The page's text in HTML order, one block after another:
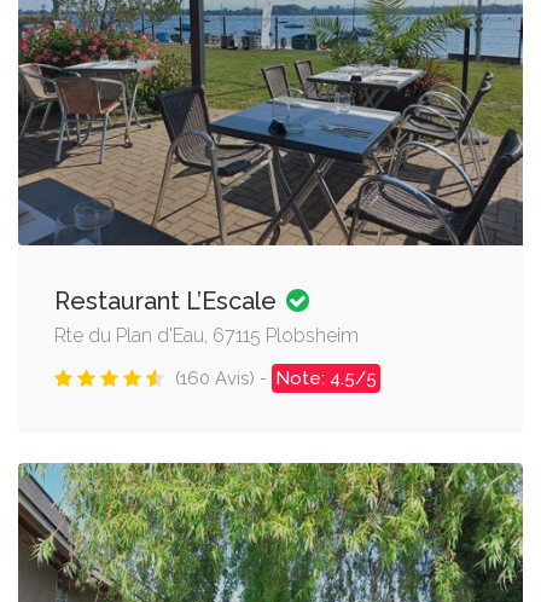
Restaurant L’Escale
Rte du Plan d'Eau, 67115 Plobsheim
(160 Avis) - Note: 4.5/5